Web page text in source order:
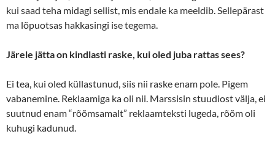
kui saad teha midagi sellist, mis endale ka meeldib. Sellepärast
ma lõpuotsas hakkasingi ise tegema.
Järele jätta on kindlasti raske, kui oled juba rattas sees?
Ei tea, kui oled küllastunud, siis nii raske enam pole. Pigem
vabanemine. Reklaamiga ka oli nii. Marssisin stuudiost välja, ei
suutnud enam “rõõmsamalt” reklaamteksti lugeda, rõõm oli
kuhugi kadunud.